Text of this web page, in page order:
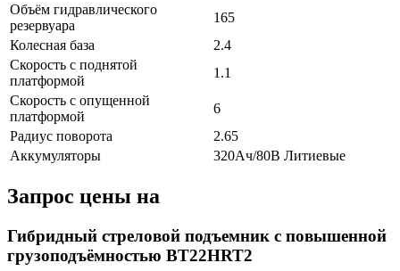
Объём гидравлического
резервуара
165
Колесная база
2.4
Скорость c поднятой
платформой
1.1
Скорость c опущенной
платформой
6
Радиус поворота
2.65
Аккумуляторы
320Ач/80В Литиевые
Запрос цены на
Гибридный стреловой подъемник с повышенной
грузоподъёмностью BT22HRT2